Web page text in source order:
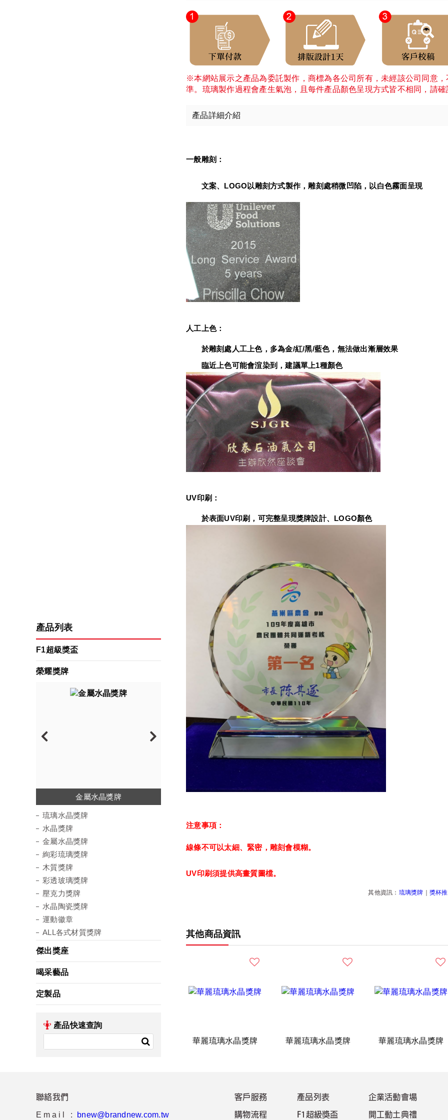
產品列表
F1超級獎盃
榮耀獎牌
琉璃水晶獎牌
水晶獎牌
金屬水晶獎牌
絢彩琉璃獎牌
木質獎牌
彩透玻璃獎牌
壓克力獎牌
水晶陶瓷獎牌
運動徽章
琉璃水晶獎牌
水晶獎牌
金屬水晶獎牌
絢彩琉璃獎牌
木質獎牌
彩透玻璃獎牌
壓克力獎牌
水晶陶瓷獎牌
運動徽章
ALL各式材質獎牌
傑出獎座
喝采藝品
定製品
產品快速查詢
※本網站展示之產品為委託製作，商標為各公司所有，未經該公司同意
準。琉璃製作過程會產生氣泡，且每件產品顏色呈現方式皆不相同，請
產品詳細介紹
一般雕刻：
文案、LOGO以雕刻方式製作，雕刻處稍微凹陷，以白色霧面呈現
人工上色：
於雕刻處人工上色，多為金/紅/黑/藍色，無法做出漸層效果
臨近上色可能會渲染到，建議單上1種顏色
UV印刷：
於表面UV印刷，可完整呈現獎牌設計、LOGO顏色
注意事項：
線條不可以太細、緊密，雕刻會模糊。
UV印刷須提供高畫質圖檔。
其他資訊： 琉璃獎牌 獎杯
其他商品資訊
華麗琉璃水晶獎牌 華麗琉璃水晶獎牌 華麗琉璃水晶獎牌
聯絡我們
Email : bnew@brandnew.com.tw
客戶服務
購物流程
產品列表
F1超級獎盃
企業活動會場
開工動土典禮